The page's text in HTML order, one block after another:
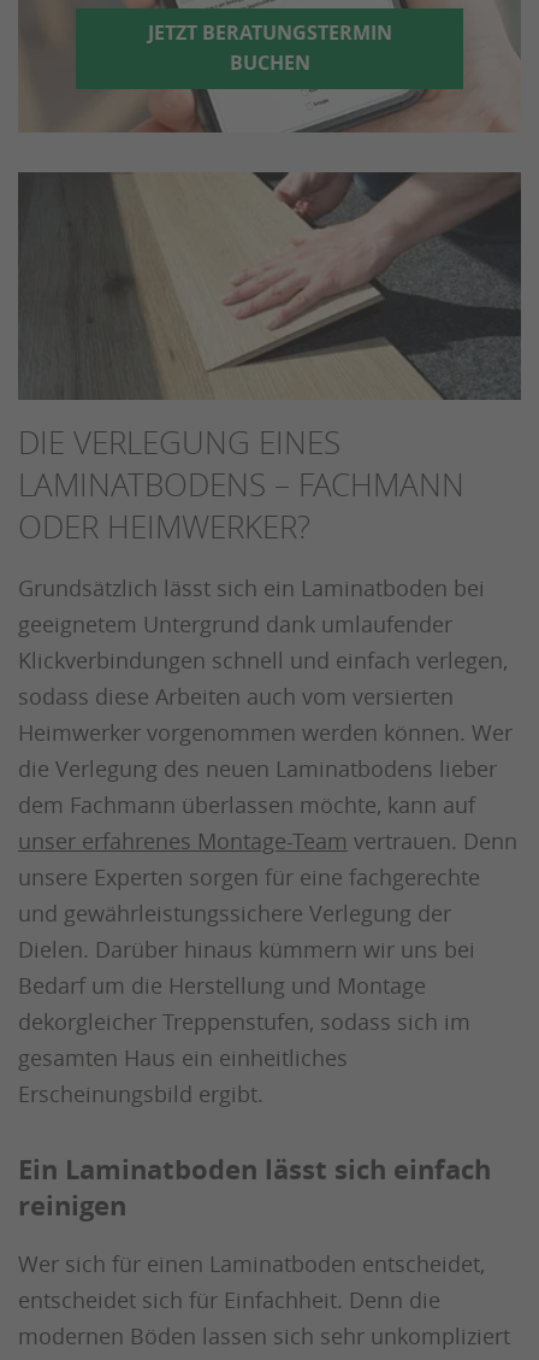
JETZT BERATUNGSTERMIN
BUCHEN
DIE VERLEGUNG EINES
LAMINATBODENS – FACHMANN
ODER HEIMWERKER?
Grundsätzlich lässt sich ein Laminatboden bei
geeignetem Untergrund dank umlaufender
Klickverbindungen schnell und einfach verlegen,
sodass diese Arbeiten auch vom versierten
Heimwerker vorgenommen werden können. Wer
die Verlegung des neuen Laminatbodens lieber
dem Fachmann überlassen möchte, kann auf
unser erfahrenes Montage-Team vertrauen. Denn
unsere Experten sorgen für eine fachgerechte
und gewährleistungssichere Verlegung der
Dielen. Darüber hinaus kümmern wir uns bei
Bedarf um die Herstellung und Montage
dekorgleicher Treppenstufen, sodass sich im
gesamten Haus ein einheitliches
Erscheinungsbild ergibt.
Ein Laminatboden lässt sich einfach
reinigen
Wer sich für einen Laminatboden entscheidet,
entscheidet sich für Einfachheit. Denn die
modernen Böden lassen sich sehr unkompliziert